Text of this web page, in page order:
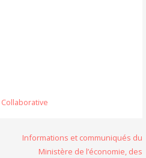
Informations et communiqués du
Ministère de l’économie, des